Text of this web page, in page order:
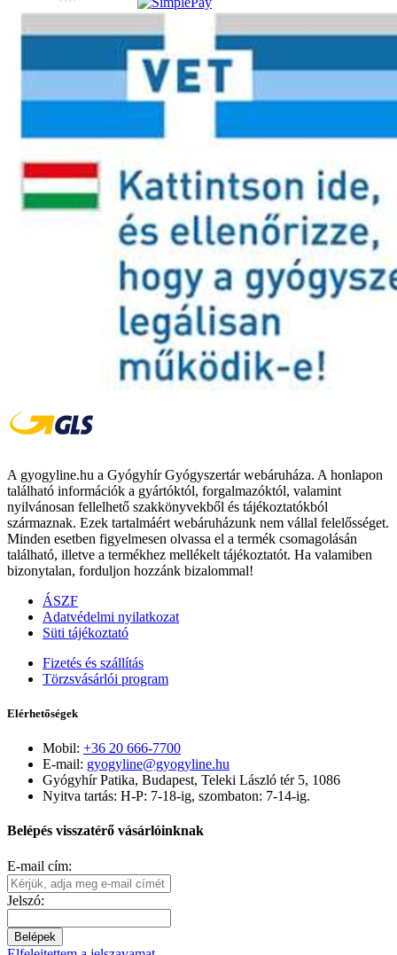
A gyogyline.hu a Gyógyhír Gyógyszertár webáruháza. A honlapon
található információk a gyártóktól, forgalmazóktól, valamint
nyilvánosan fellelhető szakkönyvekből és tájékoztatókból
származnak. Ezek tartalmáért webáruházunk nem vállal felelősséget.
Minden esetben figyelmesen olvassa el a termék csomagolásán
található, illetve a termékhez mellékelt tájékoztatót. Ha valamiben
bizonytalan, forduljon hozzánk bizalommal!
ÁSZF
Adatvédelmi nyilatkozat
Süti tájékoztató
Fizetés és szállítás
Törzsvásárlói program
Elérhetőségek
Mobil: +36 20 666-7700
E-mail: gyogyline@gyogyline.hu
Gyógyhír Patika, Budapest, Teleki László tér 5, 1086
Nyitva tartás: H-P: 7-18-ig, szombaton: 7-14-ig.
Belépés visszatérő vásárlóinknak
E-mail cím:
Jelszó:
Belépek